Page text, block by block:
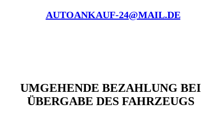
AUTOANKAUF-24@MAIL.DE
UMGEHENDE BEZAHLUNG BEI
ÜBERGABE DES FAHRZEUGS